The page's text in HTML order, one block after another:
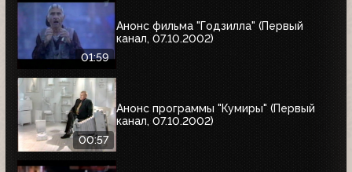
01:59
Анонс фильма "Годзилла" (Первый
канал, 07.10.2002)
00:57
Анонс программы "Кумиры" (Первый
канал, 07.10.2002)